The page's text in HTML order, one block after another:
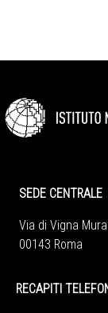
SEDE CENTRALE
Via di Vigna
00143 Roma
RECAPITI